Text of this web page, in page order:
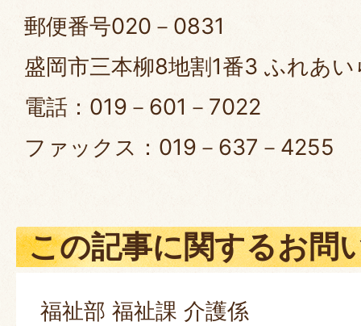
郵便番号020－0831
盛岡市三本柳8地割1番3 ふれあ
電話：019－601－7022
ファックス：019－637－4255
この記事に関するお問
福祉部 福祉課 介護係